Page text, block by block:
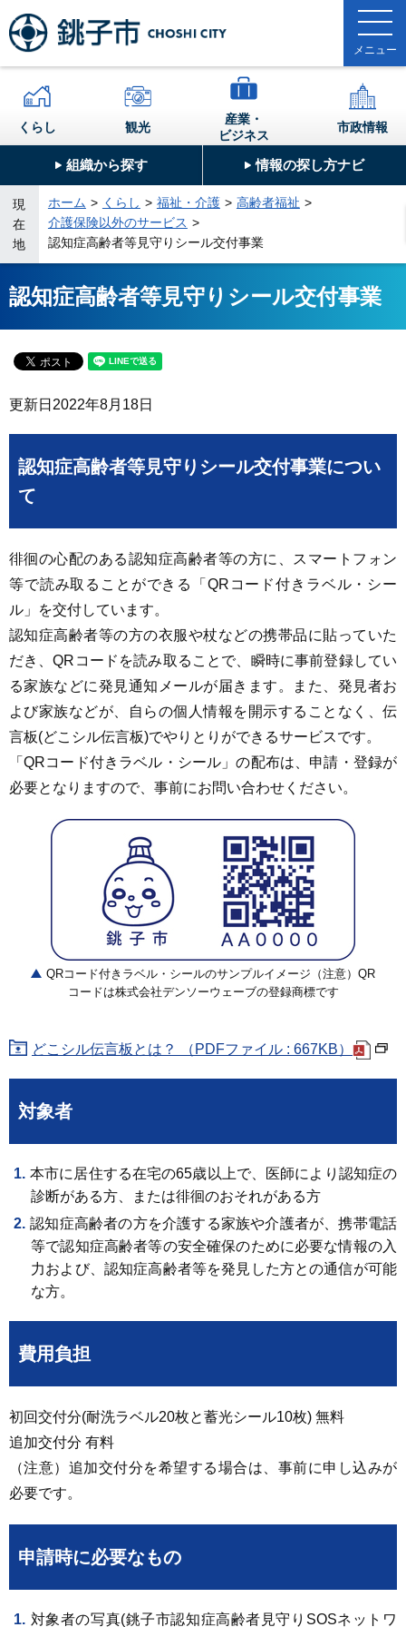
組織から探す 情報の探し方ナビ
くらし 観光
産業・
ビジネス
市政情報
現
在
地
ホーム くらし 福祉・介護
高齢者福祉
介護保険以外のサービス
認知症高齢者等見守りシール交付事業
認知症高齢者等見守りシール交付事業
更新日 2022年8月18日
認知症高齢者等見守りシール交付事業につい
て
徘徊の心配のある認知症高齢者等の方に、スマートフォン
等で読み取ることができる「QRコード付きラベル・シー
ル」を交付しています。
認知症高齢者等の方の衣服や杖などの携帯品に貼っていた
だき、QRコードを読み取ることで、瞬時に事前登録してい
る家族などに発見通知メールが届きます。また、発見者お
よび家族などが、自らの個人情報を開示することなく、伝
言板(どこシル伝言板)でやりとりができるサービスです。
「QRコード付きラベル・シール」の配布は、申請・登録が
必要となりますので、事前にお問い合わせください。
QRコード付きラベル・シールのサンプルイメージ（注意）QR
コードは株式会社デンソーウェーブの登録商標です
どこシル伝言板とは？ （PDFファイル : 667KB）
対象者
本市に居住する在宅の65歳以上で、医師により認知症の
診断がある方、または徘徊のおそれがある方
認知症高齢者の方を介護する家族や介護者が、携帯電話
等で認知症高齢者等の安全確保のために必要な情報の入
力および、認知症高齢者等を発見した方との通信が可能
な方。
費用負担
初回交付分(耐洗ラベル20枚と蓄光シール10枚) 無料
追加交付分 有料
（注意）追加交付分を希望する場合は、事前に申し込みが
必要です。
申請時に必要なもの
対象者の写真(銚子市認知症高齢者見守りSOSネットワ